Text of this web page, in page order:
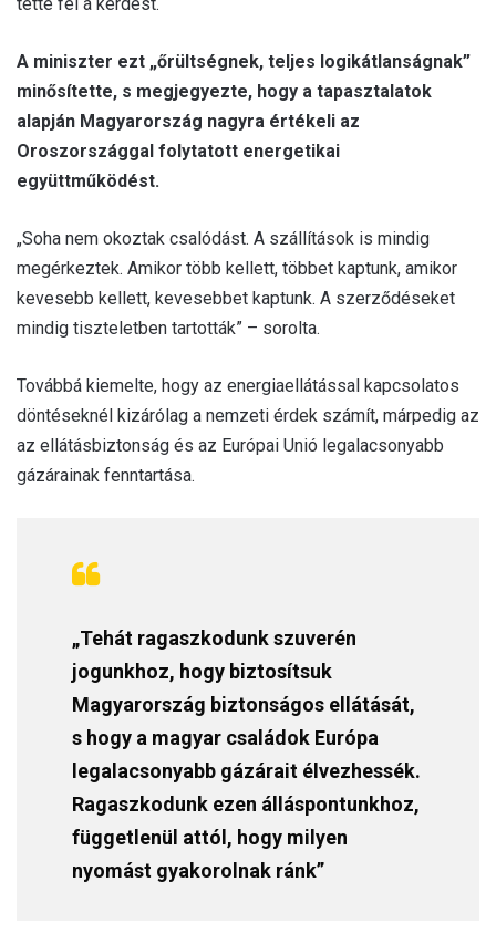
A miniszter ezt „őrültségnek, teljes logikátlanságnak”
minősítette, s megjegyezte, hogy a tapasztalatok
alapján Magyarország nagyra értékeli az
Oroszországgal folytatott energetikai
együttműködést.
„Soha nem okoztak csalódást. A szállítások is mindig
megérkeztek. Amikor több kellett, többet kaptunk, amikor
kevesebb kellett, kevesebbet kaptunk. A szerződéseket
mindig tiszteletben tartották” – sorolta.
Továbbá kiemelte, hogy az energiaellátással kapcsolatos
döntéseknél kizárólag a nemzeti érdek számít, márpedig az
az ellátásbiztonság és az Európai Unió legalacsonyabb
gázárainak fenntartása.
„Tehát ragaszkodunk szuverén
jogunkhoz, hogy biztosítsuk
Magyarország biztonságos ellátását,
s hogy a magyar családok Európa
legalacsonyabb gázárait élvezhessék.
Ragaszkodunk ezen álláspontunkhoz,
függetlenül attól, hogy milyen
nyomást gyakorolnak ránk”